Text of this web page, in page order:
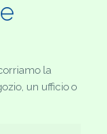
la
un ufficio o